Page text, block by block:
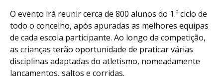
O evento irá reunir cerca de 800 alunos do 1.º ciclo de
todo o concelho, após apuradas as melhores equipas
de cada escola participante. Ao longo da competição,
as crianças terão oportunidade de praticar várias
disciplinas adaptadas do atletismo, nomeadamente
lançamentos, saltos e corridas.